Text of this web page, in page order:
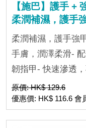
【施巴】護手 +
柔潤補濕，護手
柔潤補濕，護手強
手膚，潤澤柔滑-
韌指甲- 快速滲透
原價: HK$ 129.6
優惠價: HK$ 116.6 會